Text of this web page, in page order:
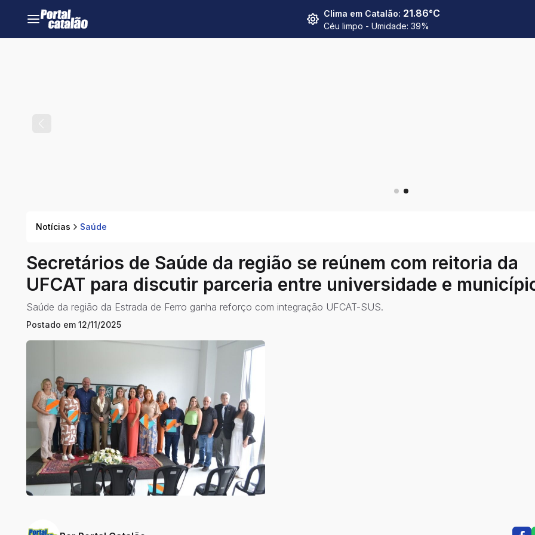
Clima em Catalão: 21.86°C
Céu limpo - Umidade: 39%
Notícias Saúde
Secretários de Saúde da região se reúnem com reitoria da
UFCAT para discutir parceria entre universidade e
Saúde da região da Estrada de Ferro ganha reforço com integração UFCAT-SUS.
Postado em 12/11/2025